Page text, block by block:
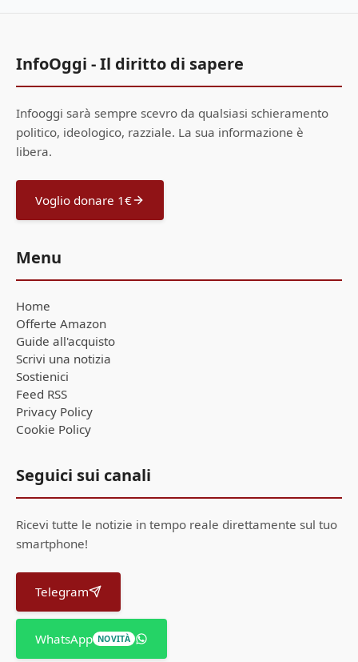
InfoOggi - Il diritto di sapere
Infooggi sarà sempre scevro da qualsiasi schieramento
politico, ideologico, razziale. La sua informazione è
libera.
Voglio donare 1€
Menu
Home
Offerte Amazon
Guide all'acquisto
Scrivi una notizia
Sostienici
Feed RSS
Privacy Policy
Cookie Policy
Seguici sui canali
Ricevi tutte le notizie in tempo reale direttamente sul tuo
smartphone!
Telegram
WhatsApp NOVITÀ